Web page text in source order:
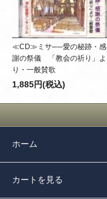
≪CD≫ミサ──愛の秘跡・感
謝の祭儀 「教会の祈り」よ
り・一般賛歌
1,885円(税込)
ホーム
カートを見る